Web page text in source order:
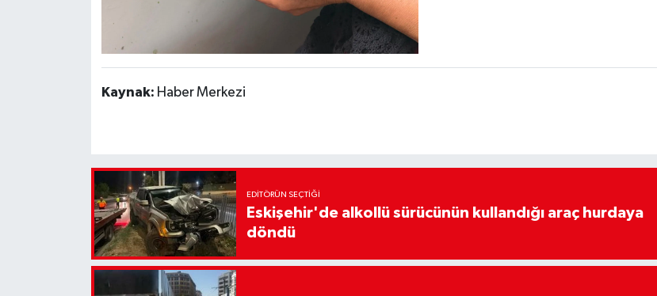
Kaynak: Haber Merkezi
EDITÖRÜN SEÇTIĞI
Eskişehir'de alkollü sürücünün kullandığı araç hurdaya
döndü